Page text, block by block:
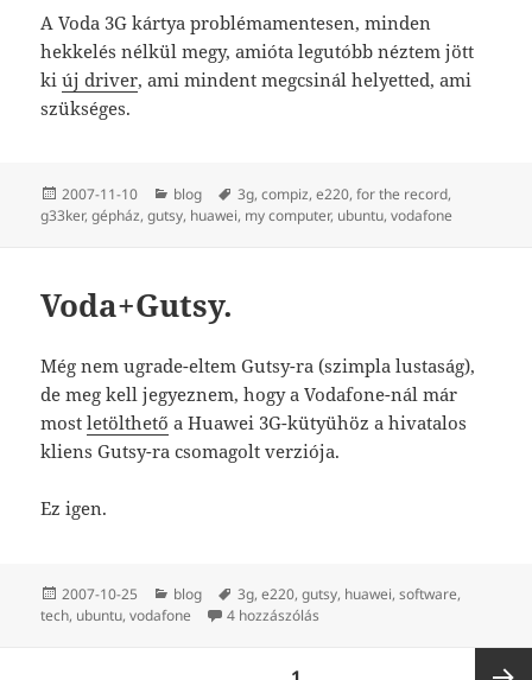
A Voda 3G kártya problémamentesen, minden
hekkelés nélkül megy, amióta legutóbb néztem jött
kiúj driver, ami mindent megcsinál helyetted, ami
szükséges.
Közzétéve
2007-11-10 Kategória
blog Címke
3g,compiz,e220,for the record,
g33ker,gépház,gutsy, huawei, my computer, ubuntu,vodafone
Voda+Gutsy.
Még nem ugrade-eltem Gutsy-ra (szimpla lustaság),
de meg kell jegyeznem, hogy a Vodafone-nál már
mostletölthető a Huawei 3G-kütyühöz a hivatalos
kliens Gutsy-ra csomagolt verziója.
Ez igen.
Közzétéve
2007-10-25 Kategória
blog Címke
3g,e220,gutsy, huawei,software,
tech, ubuntu,vodafone 4 hozzászólás